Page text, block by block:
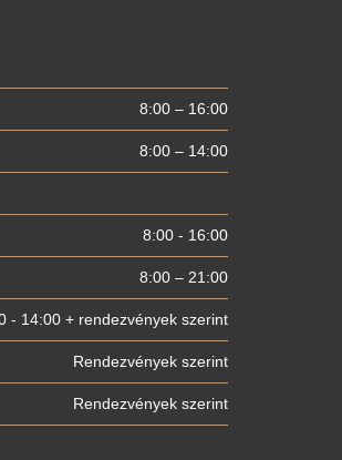
8:00 – 16:00
8:00 – 14:00
8:00 - 16:00
8:00 – 21:00
- 14:00 + rendezvények szerint
Rendezvények szerint
Rendezvények szerint